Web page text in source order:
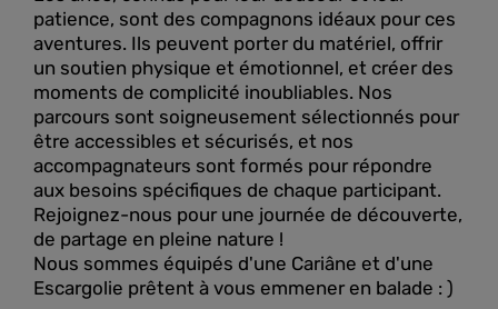
patience, sont des compagnons idéaux pour ces
aventures. Ils peuvent porter du matériel, offrir
un soutien physique et émotionnel, et créer des
moments de complicité inoubliables. Nos
parcours sont soigneusement sélectionnés pour
être accessibles et sécurisés, et nos
accompagnateurs sont formés pour répondre
aux besoins spécifiques de chaque participant.
Rejoignez-nous pour une journée de découverte,
de partage en pleine nature !
Nous sommes équipés d'une Cariâne et d'une
Escargolie prêtent à vous emmener en balade : )